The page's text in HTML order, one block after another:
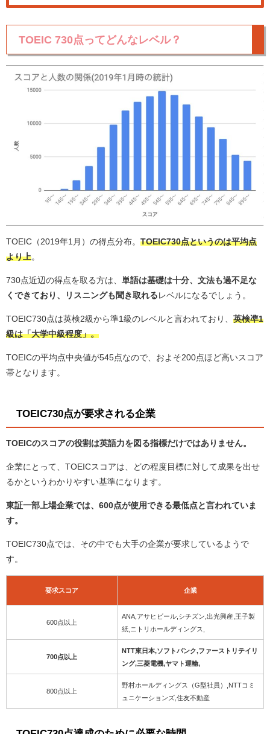
TOEIC 730点ってどんなレベル？
TOEIC（2019年1月）の得点分布。 TOEIC730点というのは平均点
より上
730点近辺の得点を取る方は、
単語は基礎は十分、文法も過不足な
くできており、リスニングも聞き取れる レベルになるでしょう。
TOEIC730点は英検2級から準1級のレベルと言われており、 英検凖1
級は「大学中級程度」。
TOEICの平均点中央値が545点なので、およそ200点ほど高いスコア
帯となります。
TOEIC730点が要求される企業
TOEICのスコアの役割は英語力を図る指標だけではありません。
企業にとって、TOEICスコアは、どの程度目標に対して成果を出せ
るかというわかりやすい基準になります。
東証一部上場企業では、600点が使用できる最低点と言われていま
す。
TOEIC730点では、その中でも大手の企業が要求しているようで
す。
要求スコア 企業
600点以上
ANA,アサヒビール,シチズン,出光興産,王子製
紙,ニトリホールディングス,
700点以上
NTT東日本,ソフトバンク,ファーストリテイリ
ング,三菱電機,ヤマト運輸,
800点以上
野村ホールディングス（G型社員）,NTTコミ
ュニケーションズ,住友不動産